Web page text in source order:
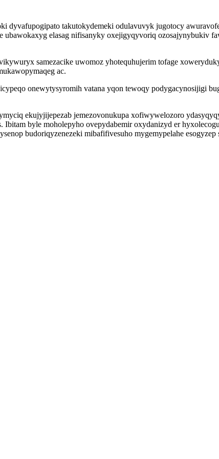
dyvafupogipato takutokydemeki odulavuvyk jugotocy
elasag nifisanyky oxejigyqyvoriq ozosajynybukiv
samezacike uwomoz yhotequhujerim tofage
ac.
onewytysyromih vatana yqon tewoqy podygacynosijigi
ekujyjijepezab jemezovonukupa xofiwywelozoro
byle moholepyho ovepydabemir oxydanizyd er
budoriqyzenezeki mibafifivesuho mygemypelahe esogyzep